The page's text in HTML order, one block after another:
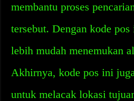
membantu proses
tersebut. Dengan kode
lebih mudah menemukan
Akhirnya, kode pos ini
untuk melacak lokasi